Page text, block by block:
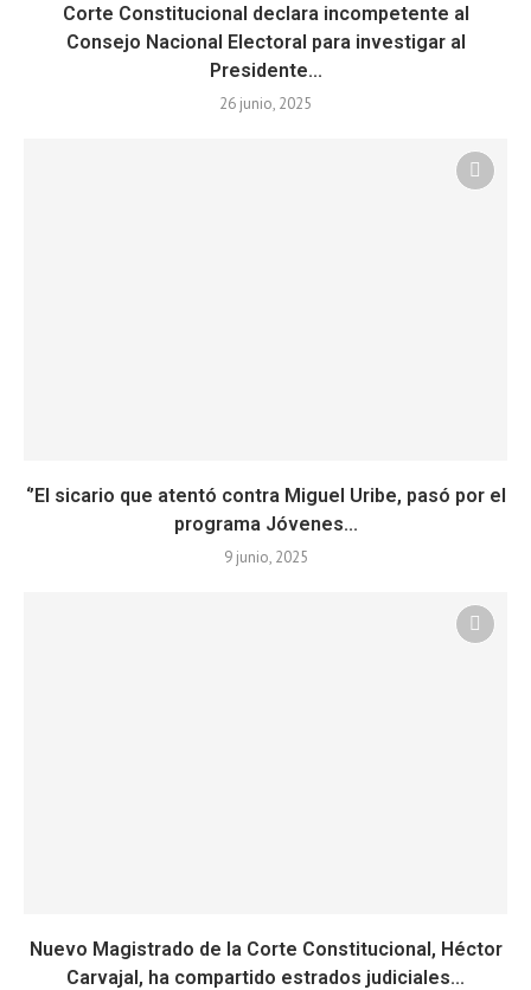
Corte Constitucional declara incompetente al
Consejo Nacional Electoral para investigar al
Presidente...
26 junio, 2025
‘’El sicario que atentó contra Miguel Uribe, pasó por el
programa Jóvenes...
9 junio, 2025
Nuevo Magistrado de la Corte Constitucional, Héctor
Carvajal, ha compartido estrados judiciales...